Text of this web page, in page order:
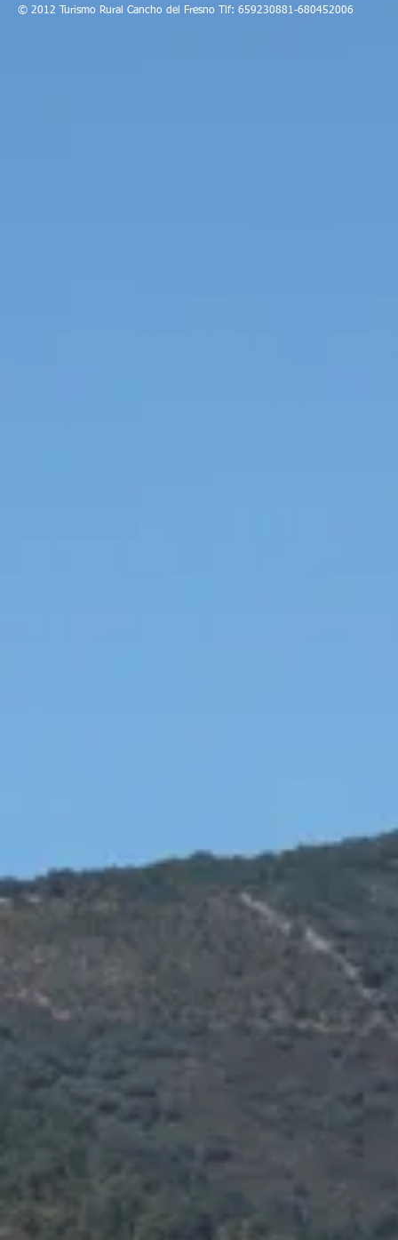
© 2012 Turismo Rural Cancho del Fresno Tlf: 659230881-680452006